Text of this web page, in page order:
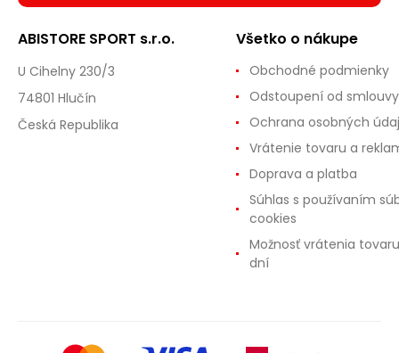
ABISTORE SPORT s.r.o.
U Cihelny 230/3
74801 Hlučín
Česká Republika
Všetko o nákupe
Obchodné podmienky
Odstoupení od smlouvy
Ochrana osobných
Vrátenie tovaru a
Doprava a platba
Súhlas s používaním
cookies
Možnosť vrátenia
dní